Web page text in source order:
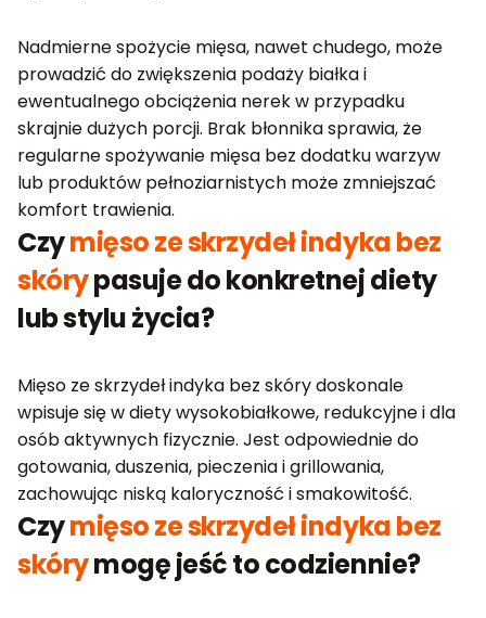
Nadmierne spożycie mięsa, nawet chudego, może
prowadzić do zwiększenia podaży białka i
ewentualnego obciążenia nerek w przypadku
skrajnie dużych porcji. Brak błonnika sprawia, że
regularne spożywanie mięsa bez dodatku warzyw
lub produktów pełnoziarnistych może zmniejszać
komfort trawienia.
Czymięso ze skrzydeł indyka bez
skórypasuje do konkretnej diety
lub stylu życia?
Mięso ze skrzydeł indyka bez skóry doskonale
wpisuje się w diety wysokobiałkowe, redukcyjne i dla
osób aktywnych fizycznie. Jest odpowiednie do
gotowania, duszenia, pieczenia i grillowania,
zachowując niską kaloryczność i smakowitość.
Czymięso ze skrzydeł indyka bez
skórymogę jeść to codziennie?